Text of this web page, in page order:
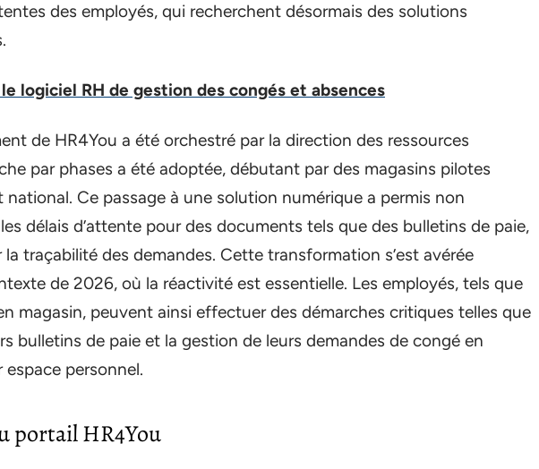
des employés, qui recherchent désormais des solutions
logiciel RH de gestion des congés et absences
de HR4You a été orchestré par la direction des ressources
par phases a été adoptée, débutant par des magasins pilotes
Ce passage à une solution numérique a permis non
délais d’attente pour des documents tels que des bulletins de paie,
la traçabilité des demandes. Cette transformation s’est avérée
de 2026, où la réactivité est essentielle. Les employés, tels que
magasin, peuvent ainsi effectuer des démarches critiques telles que
bulletins de paie et la gestion de leurs demandes de congé en
personnel.
portail HR4You